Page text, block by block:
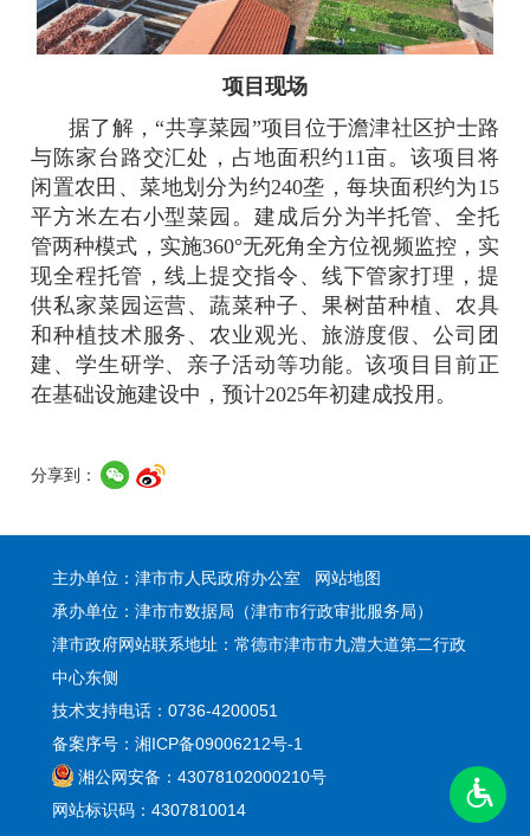
项目现场
据了解，“共享菜园”项目位于澹津社区护士路
与陈家台路交汇处，占地面积约11亩。该项目将
闲置农田、菜地划分为约240垄，每块面积约为15
平方米左右小型菜园。建成后分为半托管、全托
管两种模式，实施360°无死角全方位视频监控，实
现全程托管，线上提交指令、线下管家打理，提
供私家菜园运营、蔬菜种子、果树苗种植、农具
和种植技术服务、农业观光、旅游度假、公司团
建、学生研学、亲子活动等功能。该项目目前正
在基础设施建设中，预计2025年初建成投用。
分享到：
主办单位：津市市人民政府办公室 网站地图
承办单位：津市市数据局（津市市行政审批服务局）
津市政府网站联系地址：常德市津市市九澧大道第二行政
中心东侧
技术支持电话：0736-4200051
备案序号：湘ICP备09006212号-1
湘公网安备：43078102000210号
网站标识码：4307810014